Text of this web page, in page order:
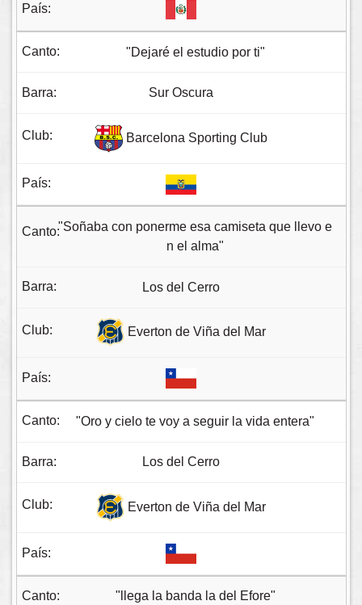
"Dejaré el estudio por ti"
Sur Oscura
Barcelona Sporting Club
"Soñaba con ponerme esa camiseta que llevo e
n el alma"
Los del Cerro
Everton de Viña del Mar
"Oro y cielo te voy a seguir la vida entera"
Los del Cerro
Everton de Viña del Mar
"llega la banda la del Efore"